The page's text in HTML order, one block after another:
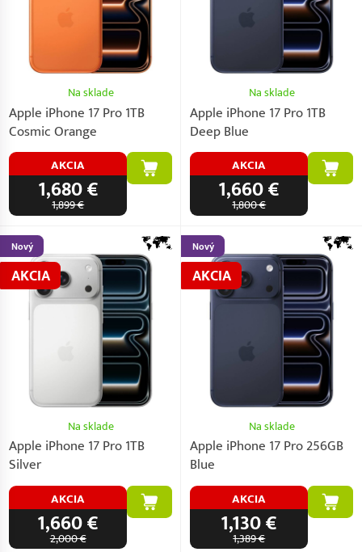
Na sklade
Apple iPhone 17 Pro 1TB
Cosmic Orange
AKCIA
1,680 €
1,899 €
Na sklade
Apple iPhone 17 Pro 1TB
Deep Blue
AKCIA
1,660 €
1,800 €
Nový
AKCIA
Na sklade
Apple iPhone 17 Pro 1TB
Silver
AKCIA
1,660 €
2,000 €
Nový
AKCIA
Na sklade
Apple iPhone 17 Pro 256GB
Blue
AKCIA
1,130 €
1,389 €